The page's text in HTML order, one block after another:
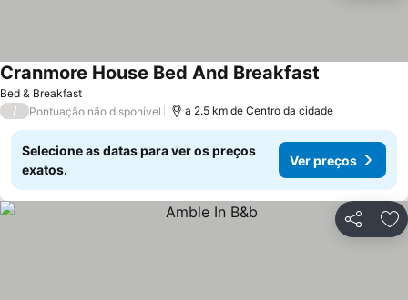
Bed & Breakfast
Cranmore House Bed And Breakfast
/ Pontuação não disponível a 2.5 km de Centro da cidade
Selecione as datas para ver os preços
exatos.
Ver preços
Partilhar